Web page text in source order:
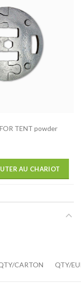
TENT powder
AU CHARIOT
CARTON QTY/